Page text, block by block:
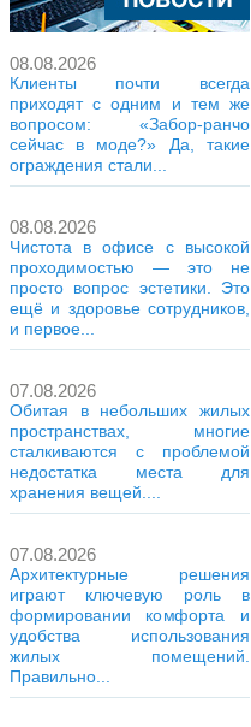
08.08.2026
Клиенты почти всегда
приходят с одним и тем же
вопросом: «Забор-ранчо
сейчас в моде?» Да, такие
ограждения стали...
08.08.2026
Чистота в офисе с высокой
проходимостью — это не
просто вопрос эстетики. Это
ещё и здоровье сотрудников,
и первое...
07.08.2026
Обитая в небольших жилых
пространствах, многие
сталкиваются с проблемой
недостатка места для
хранения вещей....
07.08.2026
Архитектурные решения
играют ключевую роль в
формировании комфорта и
удобства использования
жилых помещений.
Правильно...